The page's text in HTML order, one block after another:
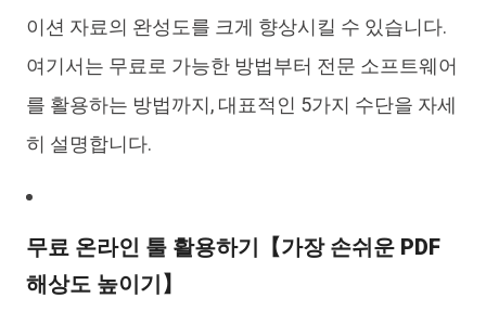
이션 자료의 완성도를 크게 향상시킬 수 있습니다.
여기서는 무료로 가능한 방법부터 전문 소프트웨어
를 활용하는 방법까지, 대표적인 5가지 수단을 자세
히 설명합니다.
무료 온라인 툴 활용하기【가장 손쉬운 PDF
해상도 높이기】